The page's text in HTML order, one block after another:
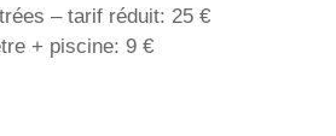
– tarif réduit: 25 €
+ piscine: 9 €